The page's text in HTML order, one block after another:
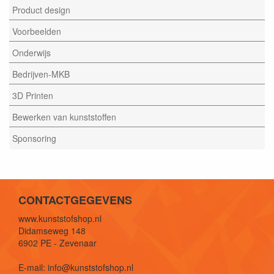
Product design
Voorbeelden
Onderwijs
Bedrijven-MKB
3D Printen
Bewerken van kunststoffen
Sponsoring
CONTACTGEGEVENS
www.kunststofshop.nl
Didamseweg 148
6902 PE - Zevenaar
E-mail: info@kunststofshop.nl